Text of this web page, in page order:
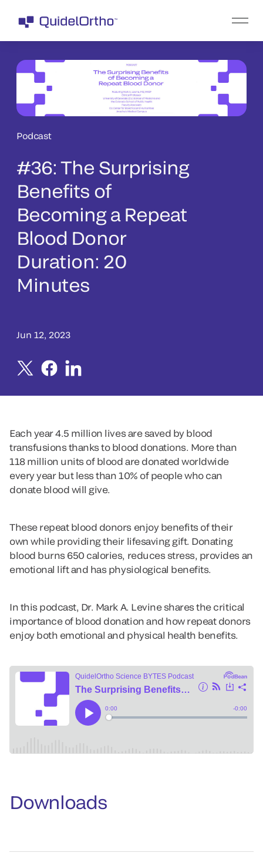
Podcast
#36: The Surprising
Benefits of
Becoming a Repeat
Blood Donor
Duration: 20
Minutes
Jun 12, 2023
Each year 4.5 million lives are saved by blood
transfusions thanks to blood donations. More than
118 million units of blood are donated worldwide
every year but less than 10% of people who can
donate blood will give.
These repeat blood donors enjoy benefits of their
own while providing their lifesaving gift. Donating
blood burns 650 calories, reduces stress, provides an
emotional lift and has physiological benefits.
In this podcast, Dr. Mark A. Levine shares the critical
importance of blood donation and how repeat donors
enjoy both emotional and physical health benefits.
Downloads